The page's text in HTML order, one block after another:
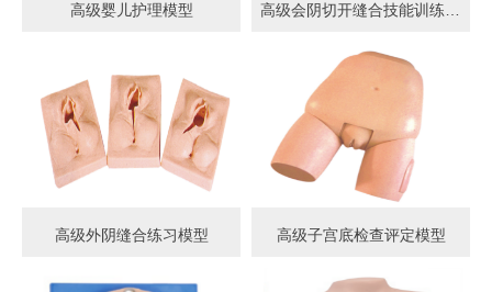
高级婴儿护理模型
高级外阴缝合练习模型 高级子宫底检查评定模型